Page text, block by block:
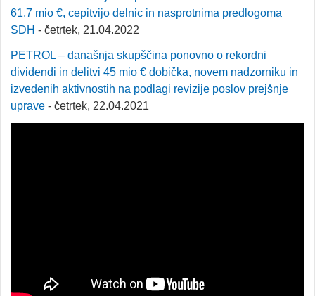
61,7 mio €, cepitvijo delnic in nasprotnima predlogoma
SDH - četrtek, 21.04.2022
PETROL – današnja skupščina ponovno o rekordni
dividendi in delitvi 45 mio € dobička, novem nadzorniku in
izvedenih aktivnostih na podlagi revizije poslov prejšnje
uprave - četrtek, 22.04.2021